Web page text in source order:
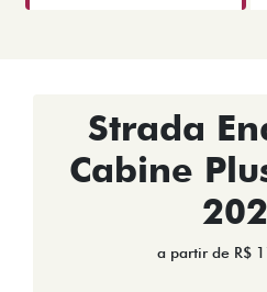
Strada
Cabine
a partir de R$